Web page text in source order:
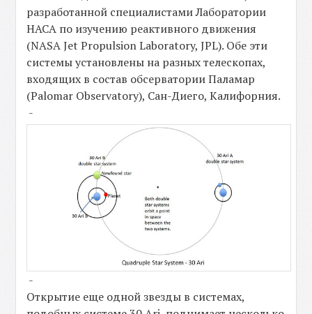
разработанной специалистами Лаборатории
НАСА по изучению реактивного движения
(NASA Jet Propulsion Laboratory, JPL). Обе эти
системы установлены на разных телескопах,
входящих в состав обсерватории Паламар
(Palomar Observatory), Сан-Диего, Калифорния.
-
-
Открытие еще одной звезды в системах,